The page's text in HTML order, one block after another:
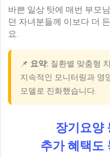
바쁜 일상 탓에 매번 부모
던 자녀분들께 이보다 더
요.
📌 요약: 질환별 맞춤형
지속적인 모니터링과 영
모델로 진화했습니다.
장기요양
추가 혜택도